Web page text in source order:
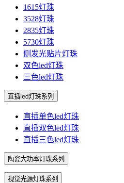
1615灯珠
3528灯珠
2835灯珠
5730灯珠
侧发光贴片灯珠
双色led灯珠
三色led灯珠
直插led灯珠系列
直插单色led灯珠
直插双色led灯珠
直插三色led灯珠
陶瓷大功率灯珠系列
视觉光源灯珠系列